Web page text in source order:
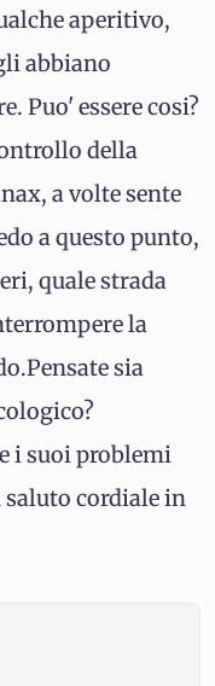
aperitivo,
abbiano
Puo' essere cosi?
della
a volte sente
a questo punto,
quale strada
la
sia
i suoi problemi
saluto cordiale in